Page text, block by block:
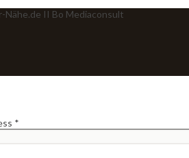
II Bo Mediaconsult
*